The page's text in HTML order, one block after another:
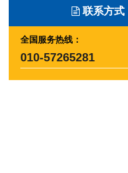
联系方式
全国服务热线：
010-57265281